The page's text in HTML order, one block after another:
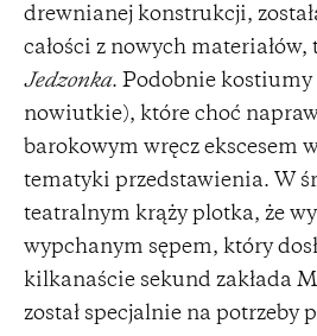
drewnianej konstrukcji,
całości z nowych
Jedzonka. Podobnie kostiumy
nowiutkie), które choć
barokowym wręcz ekscesem
tematyki przedstawienia. W
teatralnym krąży plotka, że
wypchanym sępem, który
kilkanaście sekund zakłada
został specjalnie na potrzeby